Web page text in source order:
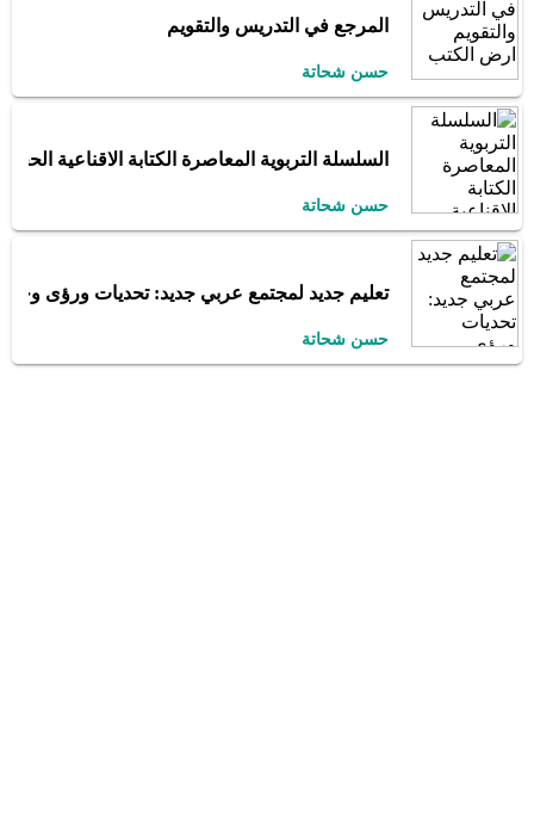
المرجع في التدريس والتقويم
حسن شحاتة
السلسلة التربوية المعاصرة الكتابة الاقناعية
حسن شحاتة
تعليم جديد لمجتمع عربي جديد: تحديات ورؤى
حسن شحاتة